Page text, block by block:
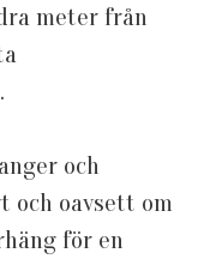
meter från
och
och oavsett om
för en